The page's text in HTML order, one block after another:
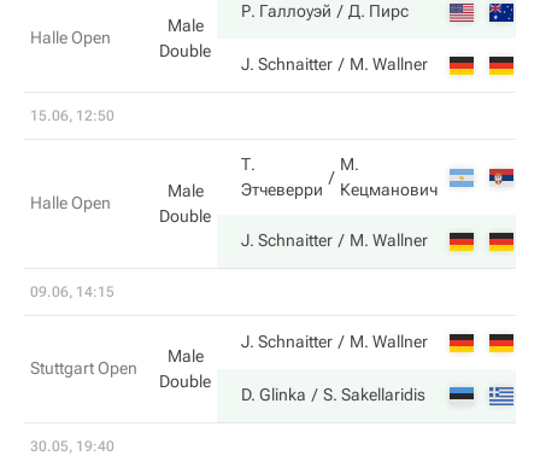
Halle Open
Male
Double
Р. Галлоуэй Д. Пирс
J. Schnaitter M. Wallner
15.06, 12:50
Halle Open
Male
Double
Т.
Этчеверри
М.
Кецманович
J. Schnaitter M. Wallner
09.06, 14:15
Stuttgart Open
Male
Double
J. Schnaitter M. Wallner
D. Glinka S. Sakellaridis
30.05, 19:40